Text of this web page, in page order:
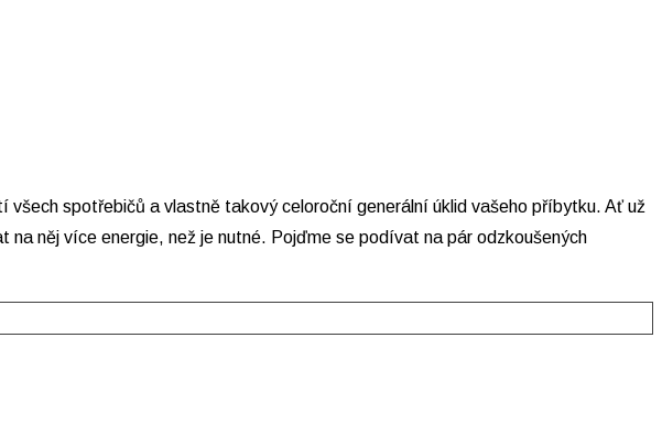
spotřebičů a vlastně takový celoroční generální úklid vašeho příbytku. Ať už
něj více energie, než je nutné. Pojďme se podívat na pár odzkoušených